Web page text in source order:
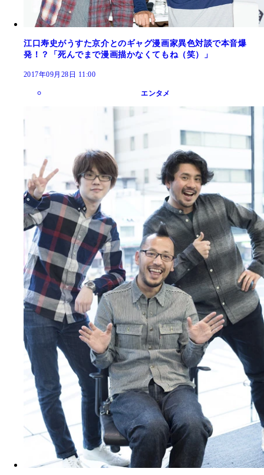
江口寿史がうすた京介とのギャグ漫画家異色対談で本音爆
発！？「死んでまで漫画描かなくてもね（笑）」
2017年09月28日 11:00
エンタメ